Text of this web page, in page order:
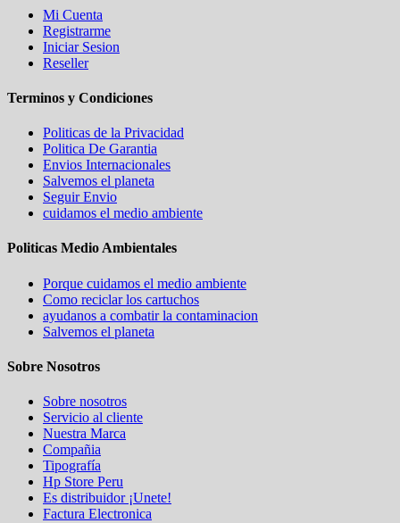
Mi Cuenta
Registrarme
Iniciar Sesion
Reseller
Terminos y Condiciones
Politicas de la Privacidad
Politica De Garantia
Envios Internacionales
Salvemos el planeta
Seguir Envio
cuidamos el medio ambiente
Politicas Medio Ambientales
Porque cuidamos el medio ambiente
Como reciclar los cartuchos
ayudanos a combatir la contaminacion
Salvemos el planeta
Sobre Nosotros
Sobre nosotros
Servicio al cliente
Nuestra Marca
Compañia
Tipografía
Hp Store Peru
Es distribuidor ¡Unete!
Factura Electronica